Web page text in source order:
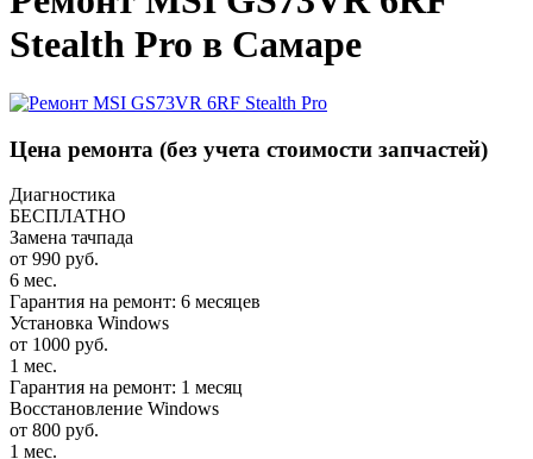
Stealth Pro в Самаре
Цена ремонта (без учета стоимости запчастей)
Диагностика
БЕСПЛАТНО
Замена тачпада
от 990 руб.
6 мес.
Гарантия на ремонт: 6 месяцев
Установка Windows
от 1000 руб.
1 мес.
Гарантия на ремонт: 1 месяц
Восстановление Windows
от 800 руб.
1 мес.